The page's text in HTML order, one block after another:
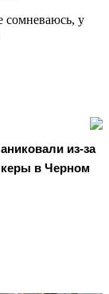
сомневаюсь, у
из-за
в Черном